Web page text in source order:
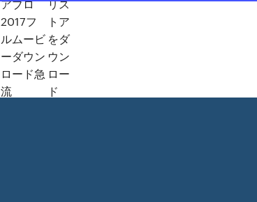
アブロ
2017フ
ルムービ
ーダウン
ロード急
流
リス
トア
をダ
ウン
ロー
ド